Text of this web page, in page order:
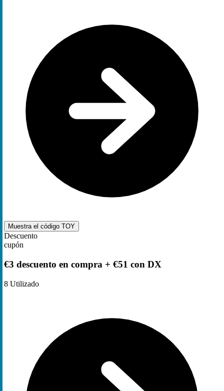
Muestra el código TOY
Descuento
cupón
€3 descuento en compra + €51 con DX
8 Utilizado